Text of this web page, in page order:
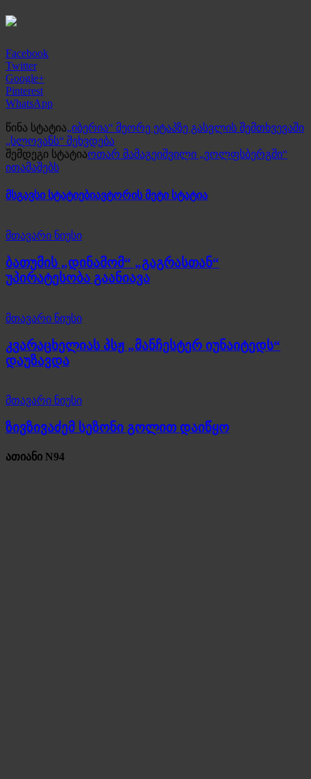
Facebook
Twitter
Google+
Pinterest
WhatsApp
წინა სტატია„იბერია“ მეორე ეტაპზე გასვლის შემთხვევაში
„სლოვანს“ შეხვდება
შემდეგი სტატიაოთარ მამაგეიშვილი „ვოლფსბერგში“
ითამაშებს
მსგავსი სტატიებიავტორის მეტი სტატია
მთავარი ნიუსი
ბათუმის „დინამომ“ „გაგრასთან“
უპირატესობა გაანიავა
მთავარი ნიუსი
კვარაცხელიას პსჟ „მანჩესტერ იუნაიტედს“
დაუზავდა
მთავარი ნიუსი
ზივზივაძემ სეზონი გოლით დაიწყო
ათიანი N94